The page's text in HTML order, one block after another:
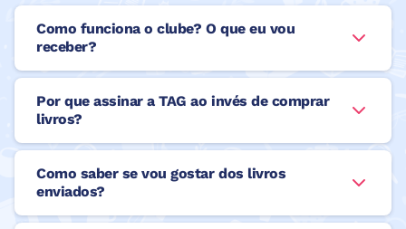
Como funciona o clube? O que eu vou
receber?
Por que assinar a TAG ao invés de comprar
livros?
Como saber se vou gostar dos livros
enviados?